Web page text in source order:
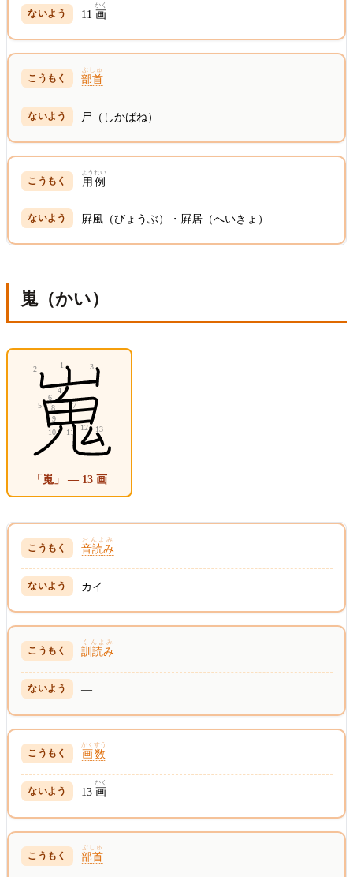
11 画
かく
部首
ぶしゅ
尸（しかばね）
用例
ようれい
屛風（びょうぶ）・屛居（へいきょ）
嵬（かい）
「嵬」 — 13 画
音読み
おんよみ
カイ
訓読み
くんよみ
—
画数
かくすう
13 画
かく
部首
ぶしゅ